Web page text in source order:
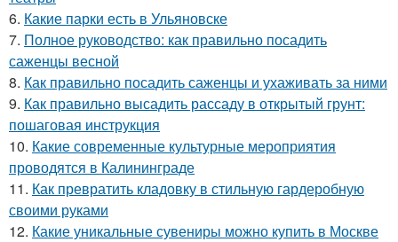
6. Какие парки есть в Ульяновске
7. Полное руководство: как правильно посадить
саженцы весной
8. Как правильно посадить саженцы и ухаживать за ними
9. Как правильно высадить рассаду в открытый грунт:
пошаговая инструкция
10. Какие современные культурные мероприятия
проводятся в Калининграде
11. Как превратить кладовку в стильную гардеробную
своими руками
12. Какие уникальные сувениры можно купить в Москве